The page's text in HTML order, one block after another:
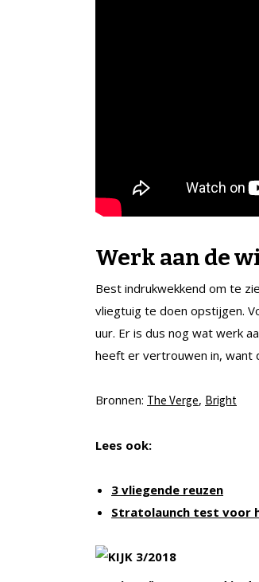
Werk aan de
Best indrukwekkend om te
vliegtuig te doen opstijgen.
uur. Er is dus nog wat werk
heeft er vertrouwen in, want
Bronnen: The Verge, Bright
Lees ook:
3 vliegende reuzen
Stratolaunch test voor